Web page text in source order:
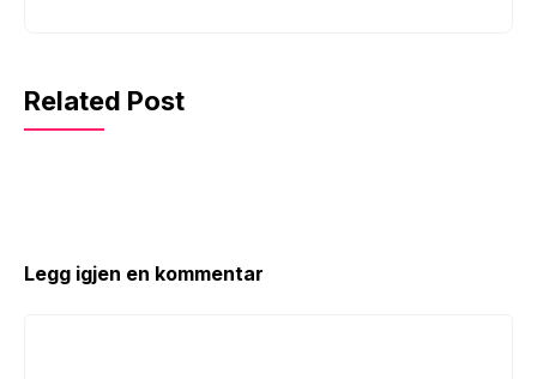
Related Post
Legg igjen en kommentar